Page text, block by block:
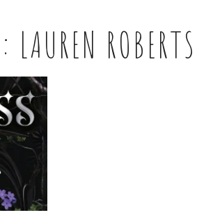
LAUREN ROBERTS